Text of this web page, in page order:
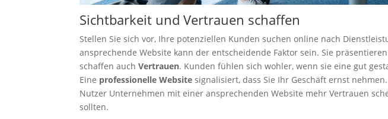
Sichtbarkeit und Vertrauen schaffen
Stellen Sie sich vor, Ihre potenziellen Kunden suchen online nach
ansprechende Website kann der entscheidende Faktor sein. Sie
schaffen auchVertrauen. Kunden fühlen sich wohler, wenn sie eine gut
Eine professionelle Website signalisiert, dass Sie Ihr Geschäft ernst
Nutzer Unternehmen mit einer ansprechenden Website mehr Vertrauen
sollten.